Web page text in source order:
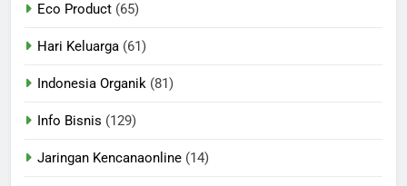
Eco Product (65)
Hari Keluarga (61)
Indonesia Organik (81)
Info Bisnis (129)
Jaringan Kencanaonline (14)